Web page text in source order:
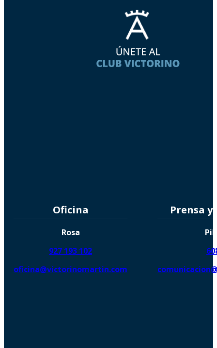
Oficina
Rosa
927 193 102
oficina@victorinomartin.com
Prensa